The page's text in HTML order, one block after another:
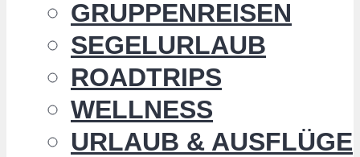
GRUPPENREISEN
SEGELURLAUB
ROADTRIPS
WELLNESS
URLAUB & AUSFLÜGE